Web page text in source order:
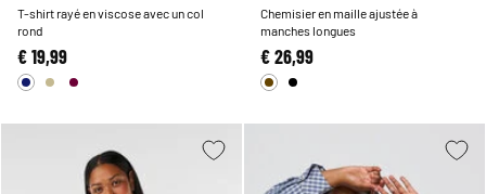
T-shirt rayé en viscose avec un col
rond
€ 19,99
Chemisier en maille ajustée à
manches longues
€ 26,99